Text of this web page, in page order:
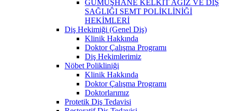
GÜMÜŞHANE KELKİT AĞIZ VE DİŞ
SAĞLIĞI SEMT POLİKLİNİĞİ
HEKİMLERİ
Diş Hekimiği (Genel Diş)
Klinik Hakkında
Doktor Çalışma Programı
Diş Hekimlerimiz
Nöbet Polikliniği
Klinik Hakkında
Doktor Çalışma Programı
Doktorlarımız
Protetik Diş Tedavisi